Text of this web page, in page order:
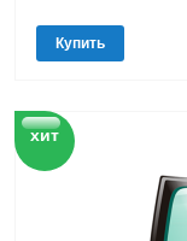
Купить
хит